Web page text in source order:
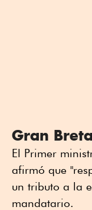
Gran
El Primer
afirmó que
un tributo a la
mandatario.